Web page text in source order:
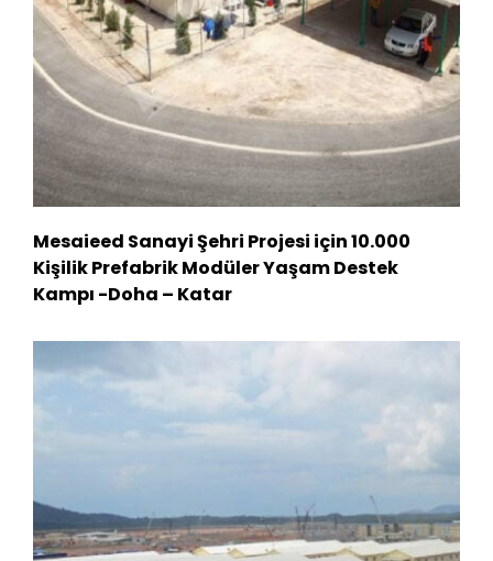
Mesaieed Sanayi Şehri Projesi için 10.000
Kişilik Prefabrik Modüler Yaşam Destek
Kampı -Doha – Katar